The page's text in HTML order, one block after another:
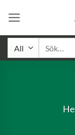
content